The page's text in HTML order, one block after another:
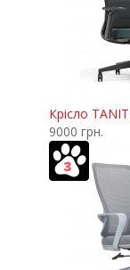
Крісло
9000 грн.